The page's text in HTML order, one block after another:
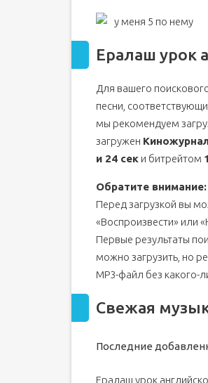
у меня 5 по нему
Ералаш урок
Для вашего
песни,
мы рекомендуем
загружен
и 24 сек и битрейтом
Обратите внимание:
Перед загрузкой вы
«Воспроизвести» или
Первые результаты
можно загрузить, но
MP3-файл без какого-
Свежая
Последние
Ералаш урок